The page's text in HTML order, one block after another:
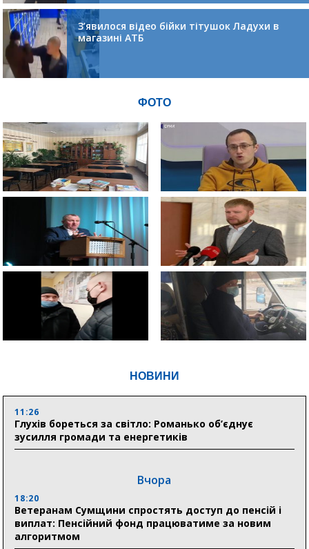
НОВИНИ
11:26
Глухів бореться за світло: Романько об’єднує
зусилля громади та енергетиків
Вчора
18:20
Ветеранам Сумщини спростять доступ до пенсій і
виплат: Пенсійний фонд працюватиме за новим
алгоритмом
З’явилося відео бійки тітушок Ладухи в
магазині АТБ
ФОТО